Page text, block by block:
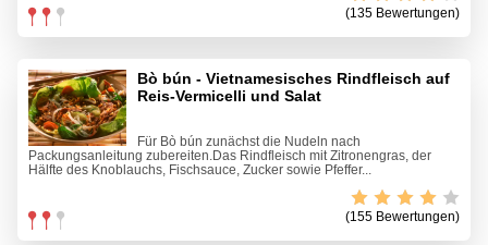
(135 Bewertungen)
Bò bún - Vietnamesisches Rindfleisch auf
Reis-Vermicelli und Salat
Für Bò bún zunächst die Nudeln nach
Packungsanleitung zubereiten.Das Rindfleisch mit Zitronengras, der
Hälfte des Knoblauchs, Fischsauce, Zucker sowie Pfeffer...
(155 Bewertungen)